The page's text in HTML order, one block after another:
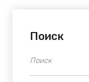
Поиск